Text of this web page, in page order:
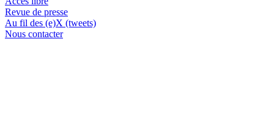
Revue de presse
Au fil des (e)X (tweets)
Nous contacter